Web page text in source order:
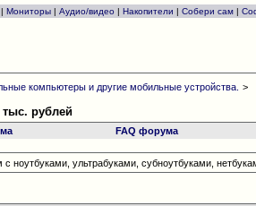
| Мониторы | Аудио/видео | Накопители | Собери сам |
компьютеры и другие мобильные устройства.
>
рублей
FAQ форума
ноутбуками, ультрабуками, субноутбуками,